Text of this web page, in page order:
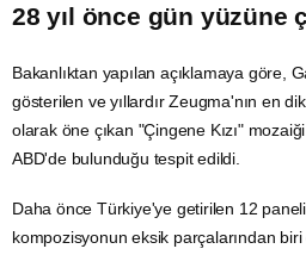
28 yıl önce gün yüzüne
Bakanlıktan yapılan açıklamaya göre,
gösterilen ve yıllardır Zeugma'nın en
olarak öne çıkan "Çingene Kızı"
ABD'de bulunduğu tespit edildi.
Daha önce Türkiye'ye getirilen 12
kompozisyonun eksik parçalarından